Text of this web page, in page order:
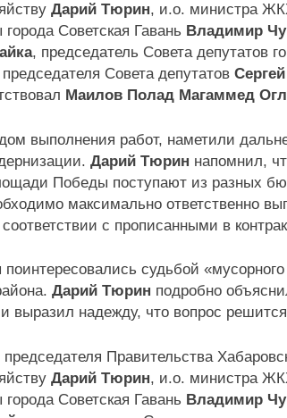
Дарий Тюрин, и.о. министра
Советская Гавань Владимир
, председатель Совета депутатов
Совета депутатов
Маилов Полад Магаммед
выполнения работ, наметили
Дарий Тюрин напомнил,
Победы поступают из разных
максимально ответственно
с прописанными в
судьбой «мусорного
Дарий Тюрин подробно
выразил надежду, что вопрос
Правительства
Дарий Тюрин, и.о. министра
Советская Гавань Владимир